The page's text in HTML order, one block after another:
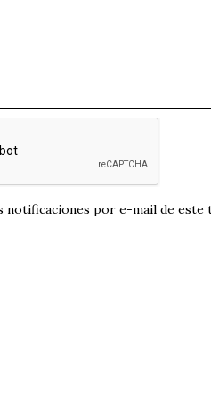
notificaciones por e-mail de este